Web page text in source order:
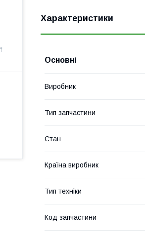
Характеристики
Основні
Виробник
Тип запчастини
Стан
Країна виробник
Тип техніки
Код запчастини